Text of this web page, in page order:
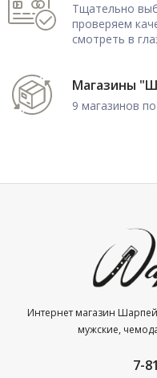
Тщательно
проверяем
смотреть в
Магазины
9 магазинов
Интернет магазин
мужские,
7-